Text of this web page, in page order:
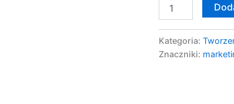
Kategoria:
Znaczniki: